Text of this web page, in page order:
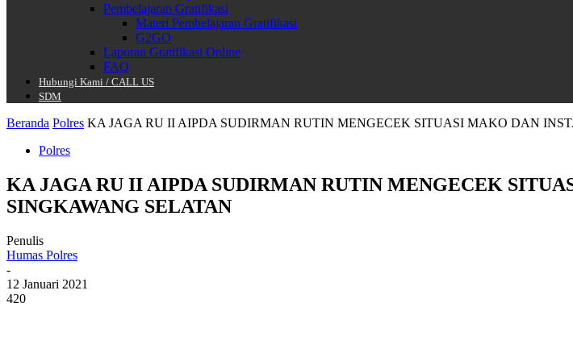
Pembelajaran Gratifikasi
Materi Pembelajaran Gratifikasi
G2GO
Laporan Gratifikasi Online
FAQ
Hubungi Kami / CALL US
SDM
Beranda Polres KA JAGA RU II AIPDA SUDIRMAN RUTIN MENGECEK SITUASI MAKO DAN
Polres
KA JAGA RU II AIPDA SUDIRMAN RUTIN MENGECEK
SINGKAWANG SELATAN
Penulis
Humas Polres
-
12 Januari 2021
420